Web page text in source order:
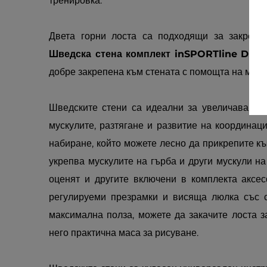
Двета горни лоста са подходящи за
Шведска стена комплект inSPORTline
добре закрепена към стената с помощта на
Шведските стени са идеални за увеличаване
мускулите, разтягане и развитие на
набиране, който можете лесно да прикрепите
укрепва мускулите на гърба и други мускули
оценят и другите включени в комплекта
регулируеми презрамки и висяща люлка
максимална полза, можете да закачите лоста
него практична маса за рисуване.